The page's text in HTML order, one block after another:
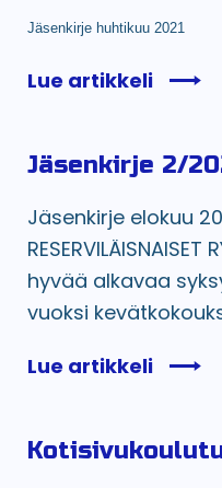
Jäsenkirje huhtikuu 2021
Lue artikkeli
Jäsenkirje 2/
Jäsenkirje elokuu
hyvää alkavaa
vuoksi
Lue artikkeli